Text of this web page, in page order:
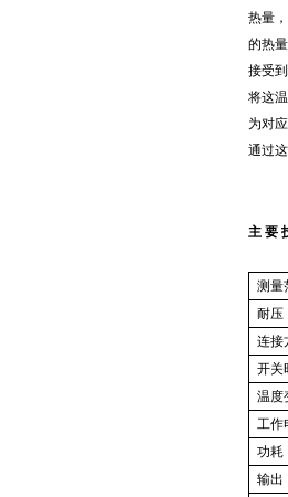
热量
的热
接受
将这
为对
通过
主 要
测量
耐压
连接
开关
温度
工作
功耗
输出